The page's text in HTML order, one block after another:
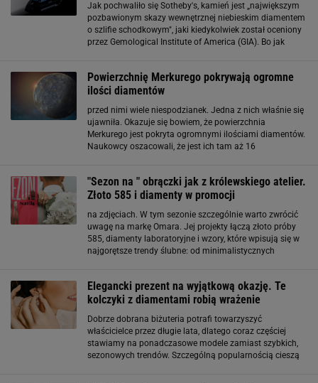
Jak pochwaliło się Sotheby's, kamień jest „największym
pozbawionym skazy wewnętrznej niebieskim diamentem
o szlifie schodkowym", jaki kiedykolwiek został oceniony
przez Gemological Institute of America (GIA). Bo jak
Powierzchnię Merkurego pokrywają ogromne
ilości diamentów
przed nimi wiele niespodzianek. Jedna z nich właśnie się
ujawniła. Okazuje się bowiem, że powierzchnia
Merkurego jest pokryta ogromnymi ilościami diamentów.
Naukowcy oszacowali, że jest ich tam aż 16
Księżycowych i Planetarnych
"Sezon na " obrączki jak z królewskiego atelier.
Złoto 585 i diamenty w promocji
na zdjęciach. W tym sezonie szczególnie warto zwrócić
uwagę na markę Omara. Jej projekty łączą złoto próby
585, diamenty laboratoryjne i wzory, które wpisują się w
najgorętsze trendy ślubne: od minimalistycznych
Elegancki prezent na wyjątkową okazję. Te
kolczyki z diamentami robią wrażenie
Dobrze dobrana biżuteria potrafi towarzyszyć
właścicielce przez długie lata, dlatego coraz częściej
stawiamy na ponadczasowe modele zamiast szybkich,
sezonowych trendów. Szczególną popularnością cieszą